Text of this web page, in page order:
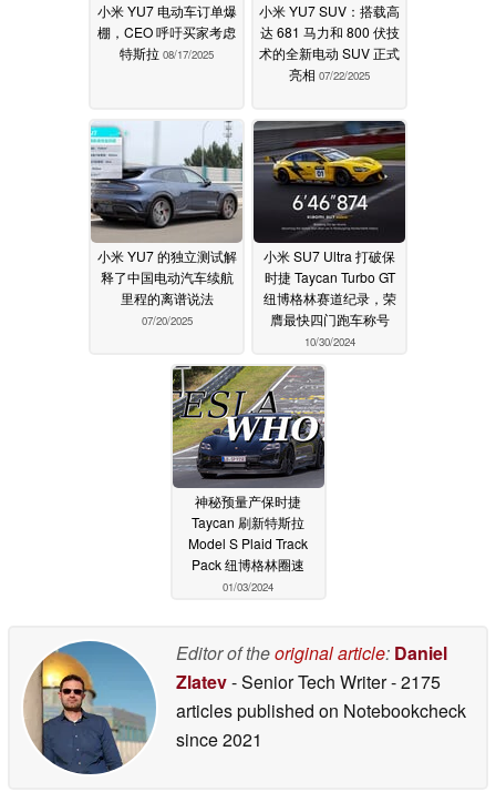
小米 YU7 电动车订单爆
棚，CEO 呼吁买家考虑
特斯拉 08/17/2025
小米 YU7 SUV：搭载高
达 681 马力和 800 伏技
术的全新电动 SUV 正式
亮相 07/22/2025
小米 YU7 的独立测试解
释了中国电动汽车续航
里程的离谱说法
07/20/2025
小米 SU7 Ultra 打破保
时捷 Taycan Turbo GT
纽博格林赛道纪录，荣
膺最快四门跑车称号
10/30/2024
神秘预量产保时捷
Taycan 刷新特斯拉
Model S Plaid Track
Pack 纽博格林圈速
01/03/2024
Editor of theoriginal article: Daniel
Zlatev- Senior Tech Writer- 2175
articles published on Notebookcheck
since 2021